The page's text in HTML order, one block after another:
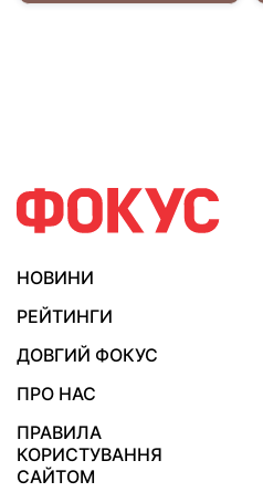
НОВИНИ
РЕЙТИНГИ
ДОВГИЙ ФОКУС
ПРО НАС
ПРАВИЛА
КОРИСТУВАННЯ
САЙТОМ